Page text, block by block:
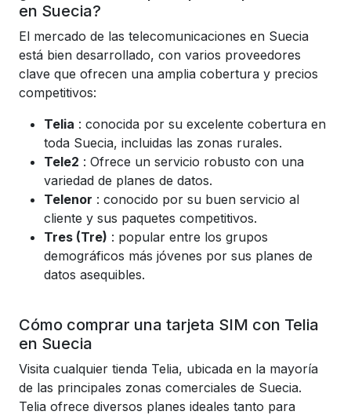
en Suecia?
El mercado de las telecomunicaciones en Suecia
está bien desarrollado, con varios proveedores
clave que ofrecen una amplia cobertura y precios
competitivos:
Telia : conocida por su excelente cobertura en
toda Suecia, incluidas las zonas rurales.
Tele2 : Ofrece un servicio robusto con una
variedad de planes de datos.
Telenor : conocido por su buen servicio al
cliente y sus paquetes competitivos.
Tres (Tre) : popular entre los grupos
demográficos más jóvenes por sus planes de
datos asequibles.
Cómo comprar una tarjeta SIM con Telia
en Suecia
Visita cualquier tienda Telia, ubicada en la mayoría
de las principales zonas comerciales de Suecia.
Telia ofrece diversos planes ideales tanto para